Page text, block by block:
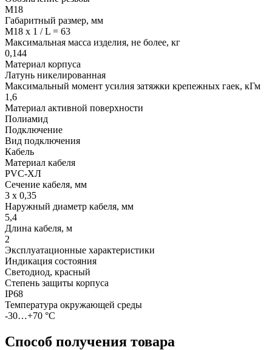
М18
Габаритный размер, мм
М18 х 1 / L = 63
Максимальная масса изделия, не более, кг
0,144
Материал корпуса
Латунь никелированная
Максимальный момент усилия затяжки крепежных гаек, кГм
1,6
Материал активной поверхности
Полиамид
Подключение
Вид подключения
Кабель
Материал кабеля
PVC-ХЛ
Сечение кабеля, мм
3 х 0,35
Наружный диаметр кабеля, мм
5,4
Длина кабеля, м
2
Эксплуатационные характеристики
Индикация состояния
Светодиод, красный
Степень защиты корпуса
IP68
Температура окружающей среды
-30…+70 °С
Способ получения товара